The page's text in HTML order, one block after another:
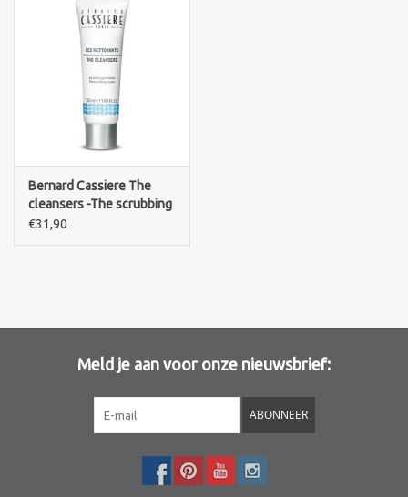
Fusion Meso
PCA SKINCARE
Ekseption Skincare
Merken
Bernard Cassiere The
cleansers -The scrubbing
cream
€31,90
Meld je aan voor onze nieuwsbrief:
ABONNEER